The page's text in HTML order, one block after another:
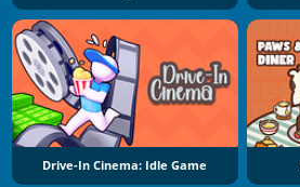
Drive-In Cinema: Idle Game